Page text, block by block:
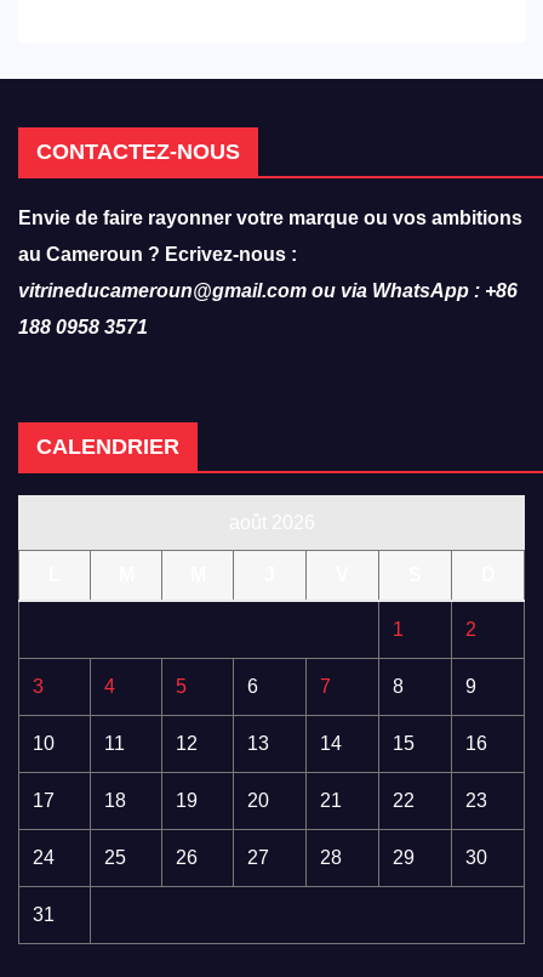
CONTACTEZ-NOUS
Envie de faire rayonner votre marque ou vos ambitions
au Cameroun ? Ecrivez-nous :
vitrineducameroun@gmail.com ou via WhatsApp : +86
188 0958 3571
CALENDRIER
1 2
3 4 5 6 7 8 9
10 11 12 13 14 15 16
17 18 19 20 21 22 23
24 25 26 27 28 29 30
31